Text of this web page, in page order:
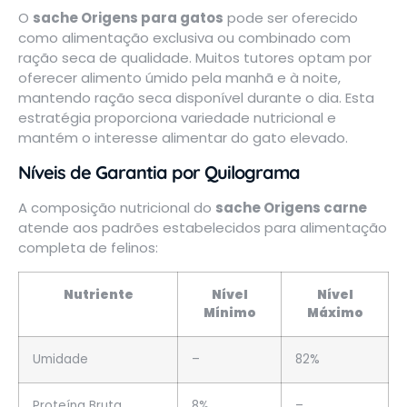
O sache Origens para gatos pode ser oferecido
como alimentação exclusiva ou combinado com
ração seca de qualidade. Muitos tutores optam por
oferecer alimento úmido pela manhã e à noite,
mantendo ração seca disponível durante o dia. Esta
estratégia proporciona variedade nutricional e
mantém o interesse alimentar do gato elevado.
Níveis de Garantia por Quilograma
A composição nutricional do sache Origens carne
atende aos padrões estabelecidos para alimentação
completa de felinos:
Nutriente
Nível
Mínimo
Nível
Máximo
Umidade – 82%